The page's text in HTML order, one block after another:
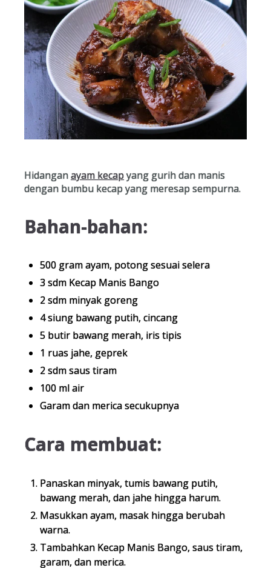
Hidanganayam kecapyang gurih dan manis
dengan bumbu kecap yang meresap sempurna.
Bahan-bahan:
500 gram ayam, potong sesuai selera
3 sdm Kecap Manis Bango
2 sdm minyak goreng
4 siung bawang putih, cincang
5 butir bawang merah, iris tipis
1 ruas jahe, geprek
2 sdm saus tiram
100 ml air
Garam dan merica secukupnya
Cara membuat:
Panaskan minyak, tumis bawang putih,
bawang merah, dan jahe hingga harum.
Masukkan ayam, masak hingga berubah
warna.
Tambahkan Kecap Manis Bango, saus tiram,
garam, dan merica.